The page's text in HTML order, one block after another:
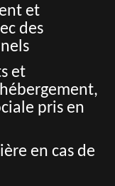
et
des
et
pris en
en cas de